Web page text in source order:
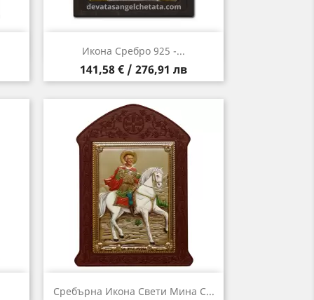
Икона Сребро 925 -...
Цена
141,58 € / 276,91 лв
Бърз преглед
Сребърна Икона Свети Мина С...
 Бърз преглед